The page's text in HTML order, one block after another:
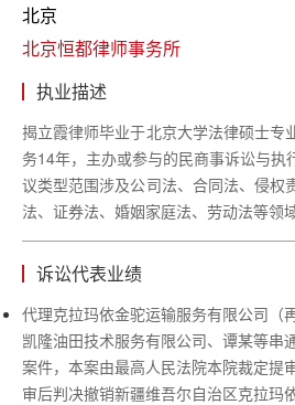
北京
北京恒都律师事务所
执业描述
揭立霞律师毕业于北京大学法律硕士专
务14年，主办或参与的民商事诉讼与执
议类型范围涉及公司法、合同法、侵权
法、证券法、婚姻家庭法、劳动法等领域
诉讼代表业绩
代理克拉玛依金驼运输服务有限公司（
凯隆油田技术服务有限公司、谭某等串
案件，本案由最高人民法院本院裁定提
审后判决撤销新疆维吾尔自治区克拉玛